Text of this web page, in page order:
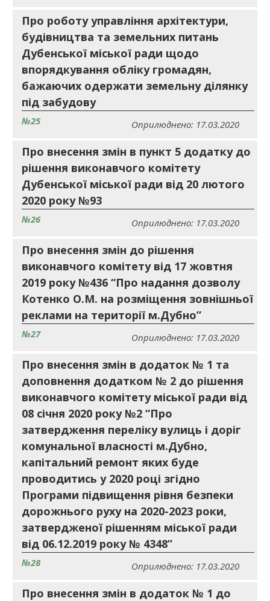
Про роботу управління архітектури,
будівництва та земельних питань
Дубенської міської ради щодо
впорядкування обліку громадян,
бажаючих одержати земельну ділянку
під забудову
№25 Оприлюднено: 17.03.2020
Про внесення змін в пункт 5 додатку до
рішення виконавчого комітету
Дубенської міської ради від 20 лютого
2020 року №93
№26 Оприлюднено: 17.03.2020
Про внесення змін до рішення
виконавчого комітету від 17 жовтня
2019 року №436 “Про надання дозволу
Котенко О.М. на розміщення зовнішньої
реклами на території м.Дубно”
№27 Оприлюднено: 17.03.2020
Про внесення змін в додаток № 1 та
доповнення додатком № 2 до рішення
виконавчого комітету міської ради від
08 січня 2020 року №2 “Про
затвердження переліку вулиць і доріг
комунальної власності м.Дубно,
капітальний ремонт яких буде
проводитись у 2020 році згідно
Програми підвищення рівня безпеки
дорожнього руху на 2020-2023 роки,
затвердженої рішенням міської ради
від 06.12.2019 року № 4348”
№28 Оприлюднено: 17.03.2020
Про внесення змін в додаток № 1 до